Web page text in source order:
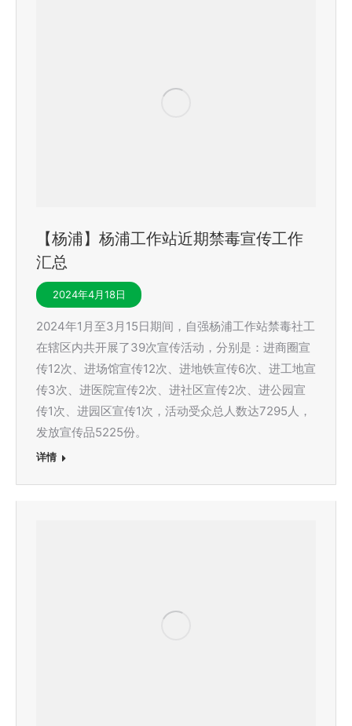
【杨浦】杨浦工作站近期禁毒宣传工作
汇总
2024年4月18日
2024年1月至3月15日期间，自强杨浦工作站禁毒社工
在辖区内共开展了39次宣传活动，分别是：进商圈宣
传12次、进场馆宣传12次、进地铁宣传6次、进工地宣
传3次、进医院宣传2次、进社区宣传2次、进公园宣
传1次、进园区宣传1次，活动受众总人数达7295人，
发放宣传品5225份。
详情